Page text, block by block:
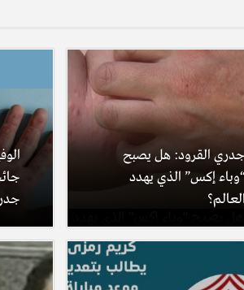
جدري القرود: هل يصبح
إكس” الذي يهدد
العالم؟